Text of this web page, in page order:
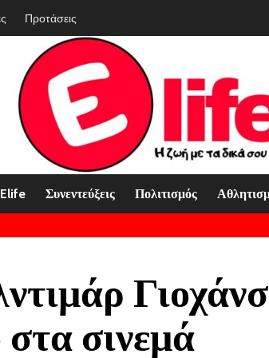
Προτάσεις
Elife Συνεντεύξεις Πολιτισμός
σινεμά